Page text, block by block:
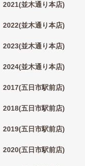
2021(並木通り本店)
2022(並木通り本店)
2023(並木通り本店)
2024(並木通り本店)
2017(五日市駅前店)
2018(五日市駅前店)
2019(五日市駅前店)
2020(五日市駅前店)